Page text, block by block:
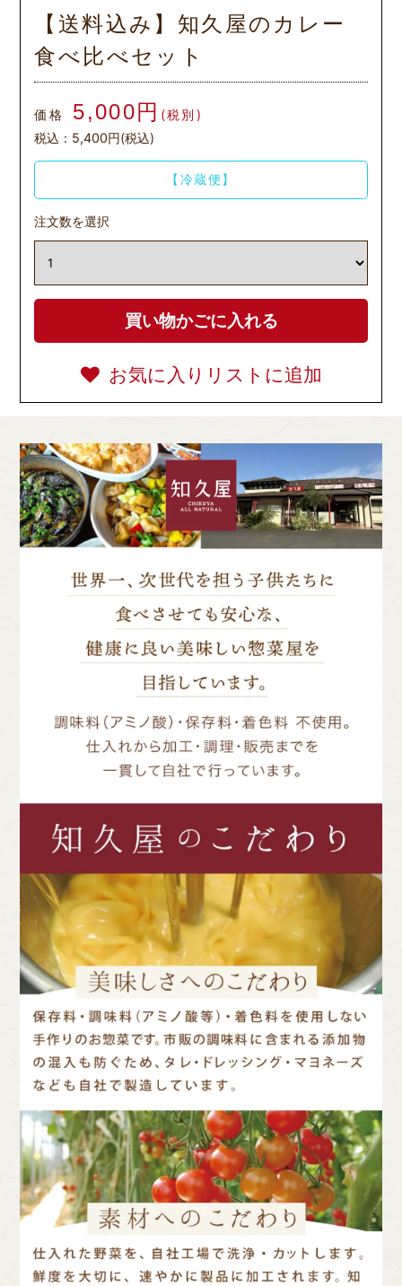
【送料込み】知久屋のカレー
食べ比べセット
価格 5,000円 (税別)
税込：5,400円(税込)
【冷蔵便】
注文数を選択
お気に入りリストに追加